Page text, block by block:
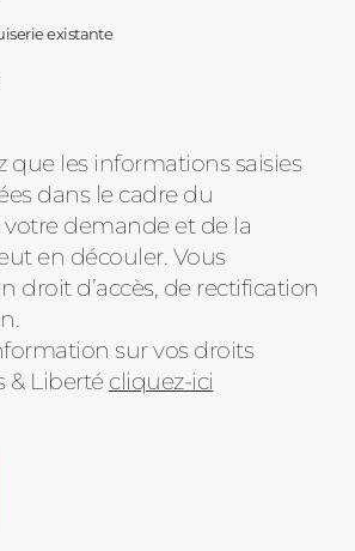
existante
que les informations saisies
dans le cadre du
demande et de la
en découler. Vous
droit d’accès, de rectification
sur vos droits
& Liberté cliquez-ici